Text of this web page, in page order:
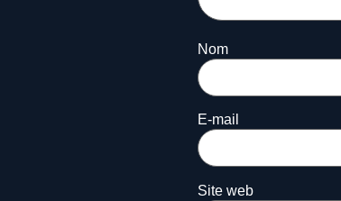
Nom
E-mail
Site web